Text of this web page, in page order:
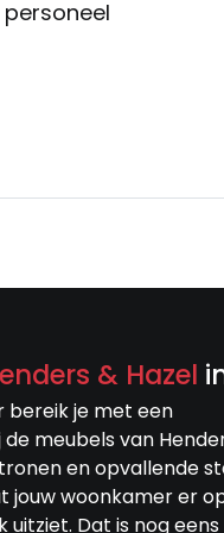
& Hazel
bereik je met een
meubels van
en opvallende
jouw woonkamer er
uitziet. Dat is nog eens